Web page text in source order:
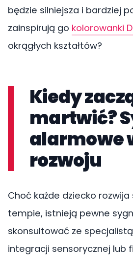
będzie silniejsza i bardziej
zainspirują go kolorowanki
okrągłych kształtów?
Kiedy
martwić?
alarmowe
rozwoju
Choć każde dziecko
tempie, istnieją pewne
skonsultować ze
integracji sensorycznej lub